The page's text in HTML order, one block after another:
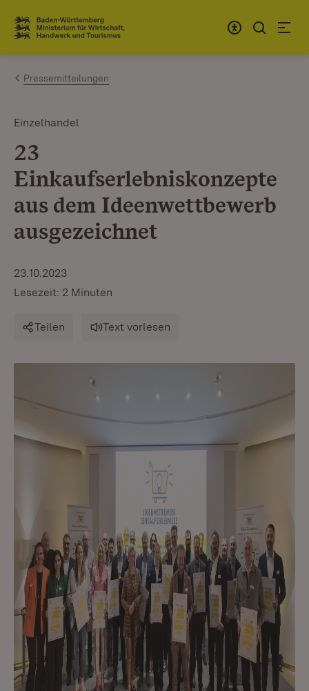
Zum Inhalt springen
Link zur Startseite
Pressemitteilungen
Einzelhandel
23
Einkaufserlebniskonzepte
aus dem Ideenwettbewerb
ausgezeichnet
23.10.2023
Lesezeit: 2 Minuten
Teilen Text vorlesen